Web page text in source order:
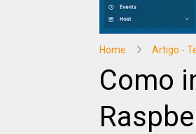
Home Artigo -
Como